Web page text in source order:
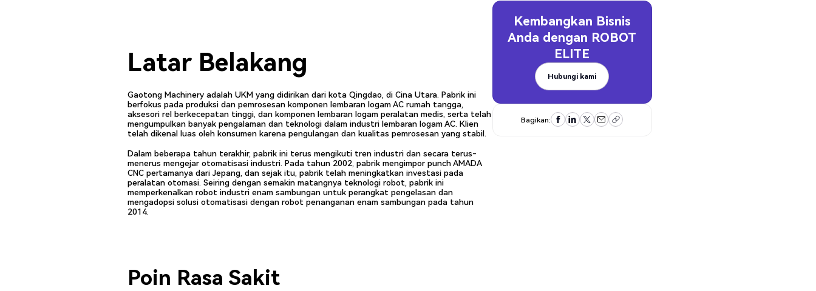
Latar Belakang
Gaotong Machinery adalah UKM yang didirikan dari kota Qingdao, di Cina Utara. Pabrik ini
berfokus pada produksi dan pemrosesan komponen lembaran logam AC rumah tangga,
aksesori rel berkecepatan tinggi, dan komponen lembaran logam peralatan medis, serta telah
mengumpulkan banyak pengalaman dan teknologi dalam industri lembaran logam AC. Klien
telah dikenal luas oleh konsumen karena pengulangan dan kualitas pemrosesan yang stabil.
Dalam beberapa tahun terakhir, pabrik ini terus mengikuti tren industri dan secara terus-
menerus mengejar otomatisasi industri. Pada tahun 2002, pabrik mengimpor punch AMADA
CNC pertamanya dari Jepang, dan sejak itu, pabrik telah meningkatkan investasi pada
peralatan otomasi. Seiring dengan semakin matangnya teknologi robot, pabrik ini
memperkenalkan robot industri enam sambungan untuk perangkat pengelasan dan
mengadopsi solusi otomatisasi dengan robot penanganan enam sambungan pada tahun
2014.
Poin Rasa Sakit
Kembangkan Bisnis
Anda dengan ROBOT
ELITE
Hubungi kami
Hubungi kami
Bagikan: